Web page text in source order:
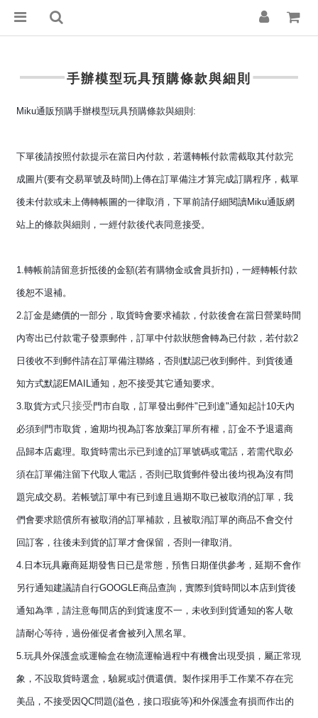
手辦模型玩具預購條款與細則
Miku通販預購手辦模型玩具預購條款與細則:
下單後請按照付款提示在當日內付款，若選轉帳付款需截取其付款完
成圖片(要有交易單號及時間)上傳在訂單備注才算完成訂購程序，截單
後未付款或未上傳轉帳圖的一律取消，下單前請仔細閱讀Miku通販網
站上的條款與細則，一經付款後代表同意接受。
1.轉帳前請留意折抵後的金額(若有購物金或會員折扣)，一經轉帳付款
後恕不退補。
2.訂金是總價的一部分，取貨時會要求補款，付款後會在當日營業時間
內寄出已付款電子發票郵件，訂單中付款狀態會轉為已付款，若付款2
日後收不到郵件請在訂單備注聯絡，否則默認已收到郵件。到貨後通
知方式默認EMAIL通知，恕不接受其它通知要求。
3.取貨方式只接受 門市自取，訂單發出郵件"已到達"通知起計10天內
必須到門市取貨，逾期均視為訂客放棄訂單所有權，訂金不予退還商
品歸本店處理。取貨時需出示已到達的訂單號碼或電話，若需代取必
須在訂單備注留下代取人電話，否則已取貨郵件發出後均視為沒有問
題完成交易。若帳號訂單中有已到達且過期不取已被取消的訂單，我
們會要求賠償所有被取消的訂單補款，且被取消訂單的商品不會交付
回訂客，往後未到貨的訂單才會保留，否則一律取消。
4.日本玩具廠商延期發售日已是常態，預售日期僅供參考，延期不會作
另行通知建議請自行GOOGLE商品查詢，實際到貨時間以本店到貨後
通知為準，請注意每間店的到貨速度不一，未收到到貨通知的客人敬
請耐心等待，過份催促者會被列入黑名單。
5.玩具外保護盒或運輸盒在物流運輸過程中有機會出現受損，屬正常現
象，不設取貨時選盒，驗屍或討價還價。製作採用手工作業不存在完
美品，不接受因QC問題(溢色，接口瑕疵等)和外保護盒有損而作出的